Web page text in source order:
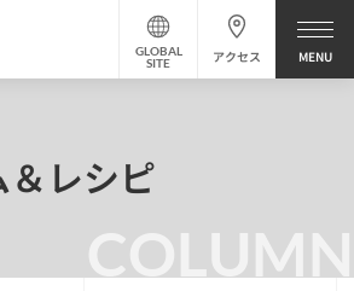
アクセス
GLOBAL
SITE
COLUMN
レシピ